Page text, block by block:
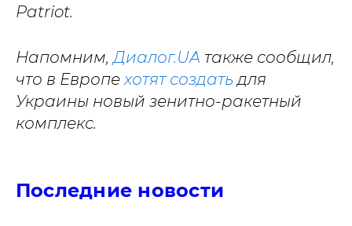
Patriot.
Напомним,Диалог.UA также сообщил,
что в Европехотят создать для
Украины новый зенитно-ракетный
комплекс.
Последние новости